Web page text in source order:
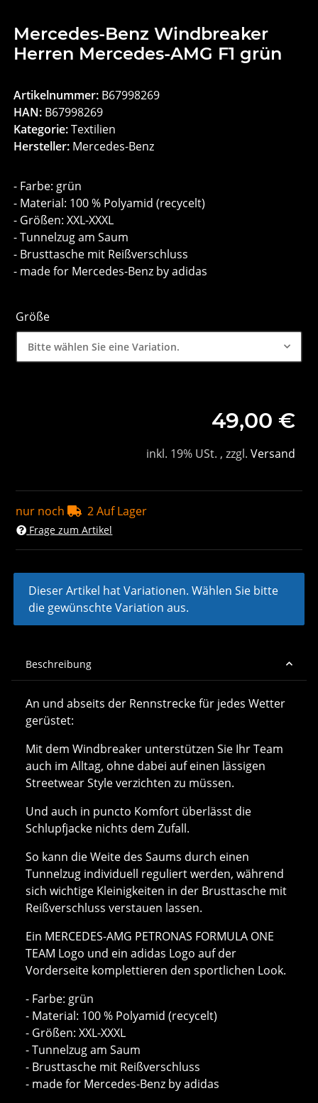
Mercedes-Benz Windbreaker
Herren Mercedes-AMG F1 grün
Artikelnummer: B67998269
HAN: B67998269
Kategorie:Textilien
Hersteller: Mercedes-Benz
- Farbe: grün
- Material: 100 % Polyamid (recycelt)
- Größen: XXL-XXXL
- Tunnelzug am Saum
- Brusttasche mit Reißverschluss
- made for Mercedes-Benz by adidas
Größe
Bitte wählen Sie eine Variation.
49,00 €
inkl. 19% USt. , zzgl. Versand
nur noch 2 Auf Lager
Frage zum Artikel
x
Dieser Artikel hat Variationen. Wählen Sie bitte
die gewünschte Variation aus.
Beschreibung
An und abseits der Rennstrecke für jedes Wetter
gerüstet:
Mit dem Windbreaker unterstützen Sie Ihr Team
auch im Alltag, ohne dabei auf einen lässigen
Streetwear Style verzichten zu müssen.
Und auch in puncto Komfort überlässt die
Schlupfjacke nichts dem Zufall.
So kann die Weite des Saums durch einen
Tunnelzug individuell reguliert werden, während
sich wichtige Kleinigkeiten in der Brusttasche mit
Reißverschluss verstauen lassen.
Ein MERCEDES-AMG PETRONAS FORMULA ONE
TEAM Logo und ein adidas Logo auf der
Vorderseite komplettieren den sportlichen Look.
- Farbe: grün
- Material: 100 % Polyamid (recycelt)
- Größen: XXL-XXXL
- Tunnelzug am Saum
- Brusttasche mit Reißverschluss
- made for Mercedes-Benz by adidas